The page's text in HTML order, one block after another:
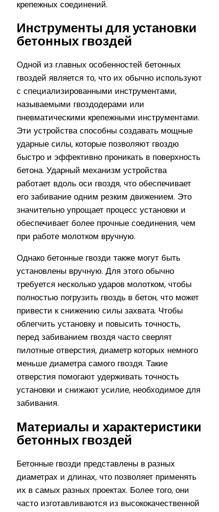
крепежных соединений.
Инструменты для установки
бетонных гвоздей
Одной из главных особенностей бетонных
гвоздей является то, что их обычно используют
с специализированными инструментами,
называемыми гвоздодерами или
пневматическими крепежными инструментами.
Эти устройства способны создавать мощные
ударные силы, которые позволяют гвоздю
быстро и эффективно проникать в поверхность
бетона. Ударный механизм устройства
работает вдоль оси гвоздя, что обеспечивает
его забивание одним резким движением. Это
значительно упрощает процесс установки и
обеспечивает более прочные соединения, чем
при работе молотком вручную.
Однако бетонные гвозди также могут быть
установлены вручную. Для этого обычно
требуется несколько ударов молотком, чтобы
полностью погрузить гвоздь в бетон, что может
привести к снижению силы захвата. Чтобы
облегчить установку и повысить точность,
перед забиванием гвоздя часто сверлят
пилотные отверстия, диаметр которых немного
меньше диаметра самого гвоздя. Такие
отверстия помогают удерживать точность
установки и снижают усилие, необходимое для
забивания.
Материалы и характеристики
бетонных гвоздей
Бетонные гвозди представлены в разных
диаметрах и длинах, что позволяет применять
их в самых разных проектах. Более того, они
часто изготавливаются из высококачественной